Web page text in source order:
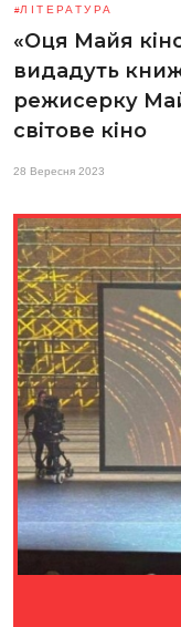
ЛІТЕРАТУРА
«Оця Майя
видадуть
режисерку
світове кіно
28 Вересня 2023